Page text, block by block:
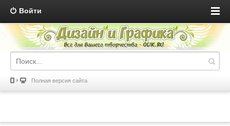
Войти
Полная версия сайта